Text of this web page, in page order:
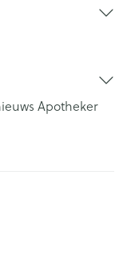
Apotheker